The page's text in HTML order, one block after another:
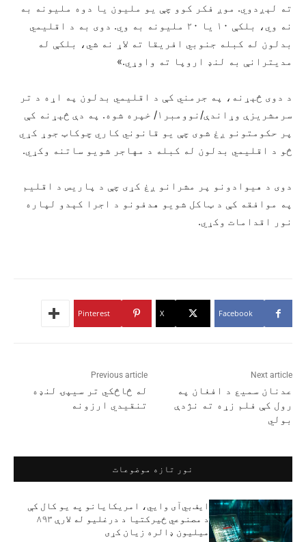
ته لېږدوي. موږ فکر کوو چې یو ملیون یا دوه ملیونه به
نه وي، بلکې ۱۰ یا ۲۰ ملیونه به وي. دوی به د اقلیمي
بدلون له کبله جنوبي افریقا ته لاړ نه شي، بلکې له
مدیترانې به لنډ اروپا ته واوړي.»
د دوی څېړنه، په جرمني کې د اقلیمي بدلون په اړه د تر
سرمشریزې وړاندې/نوومبر۱/ خپره شوه. په دې څېړنه کې
پر حکومتونو ږغ شوی چې یو قانوني کاري چوکاټ جوړ کړي
څو د اقلیمي بدلون له کبله د مهاجر شویو ساتنه وکړي.
دوی د هیوادونو پر مشرانو ږغ کړی چې د پاریس د اقلیم
په موافقه کې د ټاکل شویو هدفونو د اجرا کېدو لپاره
نور اقدامات وکړي.
Facebook
X
Pinterest
Previous article
له څاڅکي تر سیپۍ لنډه
تنقیدي ارزونه
Next article
عدنان سمیع د افغان په
رول کې فلم زړه ته نژدې
بولي
نور تازه موضوعات
ایف‌بي‌آی وايي، امریکایانو په یو کال کې
د مصنوعي ځیرکتیا د درغلیو له لارې ۸۹۳
میلیون ډالره زیان کړی